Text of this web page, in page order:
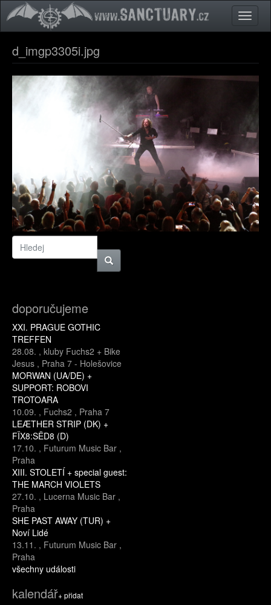
Přejít k hlavnímu obsahu
Toggle
d_imgp3305i.jpg
doporučujeme
XXI. PRAGUE GOTHIC
TREFFEN
28.08. , kluby Fuchs2 + Bike
Jesus , Praha 7 - Holešovice
MORWAN (UA/DE) +
SUPPORT: ROBOVI
TROTOARA
10.09. , Fuchs2 , Praha 7
LEÆTHER STRIP (DK) +
FÏX8:SËD8 (D)
17.10. , Futurum Music Bar ,
Praha
XIII. STOLETÍ + special guest:
THE MARCH VIOLETS
27.10. , Lucerna Music Bar ,
Praha
SHE PAST AWAY (TUR) +
Noví Lidé
13.11. , Futurum Music Bar ,
Praha
všechny události
kalendář+ přidat